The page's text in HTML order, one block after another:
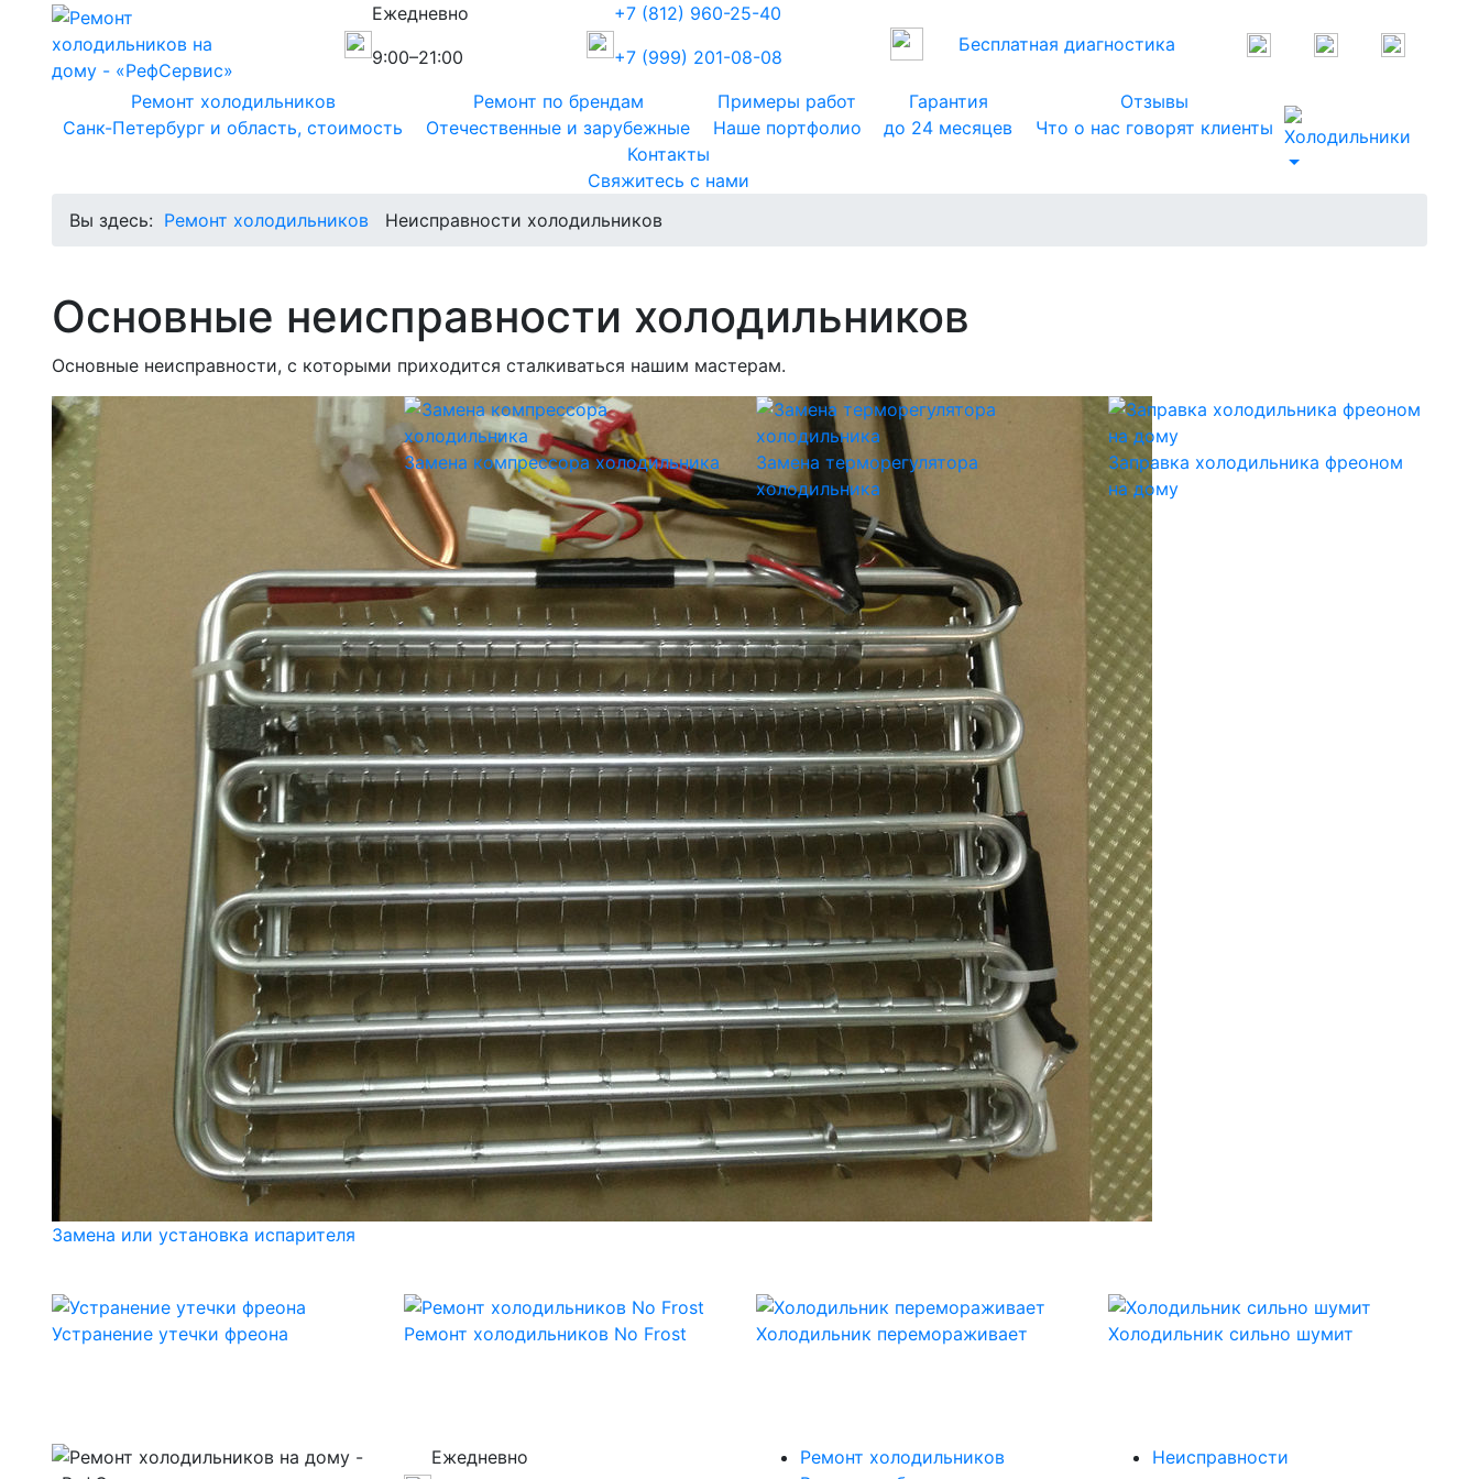
Ежедневно
9:00–21:00
+7 (812) 960-25-40
+7 (999) 201-08-08
Бесплатная диагностика
Ремонт холодильников
Санк-Петербург и область, стоимость
Ремонт по брендам
Отечественные и зарубежные
Примеры работ
Наше портфолио
Гарантия
до 24 месяцев
Отзывы
Что о нас говорят клиенты
Контакты
Свяжитесь с нами
Вы здесь: Ремонт холодильников Неисправности холодильников
Основные неисправности холодильников
Основные неисправности, с которыми приходится сталкиваться нашим мастерам.
Замена или установка испарителя
Замена компрессора холодильника
Замена терморегулятора
холодильника
Заправка холодильника фреоном
на дому
Устранение утечки фреона Ремонт холодильников No Frost Холодильник перемораживает Холодильник сильно шумит
Ежедневно
Ремонт холодильников
Неисправности